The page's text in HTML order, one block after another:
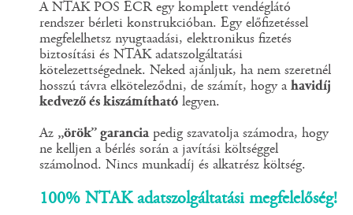
A NTAK POS ECR egy komplett vendéglátó
rendszer bérleti konstrukcióban. Egy előfizetéssel
megfelelhetsz nyugtaadási, elektronikus fizetés
biztosítási és NTAK adatszolgáltatási
kötelezettségednek. Neked ajánljuk, ha nem szeretnél
hosszú távra elköteleződni, de számít, hogy a havidíj
kedvező és kiszámítható legyen.
Az „örök” garanciapedig szavatolja számodra, hogy
ne kelljen a bérlés során a javítási költséggel
számolnod. Nincs munkadíj és alkatrész költség.
100% NTAK adatszolgáltatási megfelelőség!